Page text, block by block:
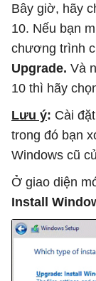
Bây giờ, hãy
10. Nếu bạn
chương trình
Upgrade. Và
10 thì hãy
Lưu ý: Cài
trong đó bạn
Windows cũ
Ở giao diện
Install